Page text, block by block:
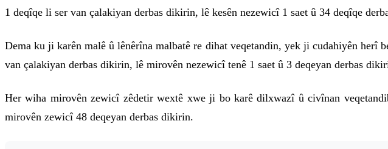
1 deqîqe li ser van çalakiyan derbas dikirin, lê kesên nezewicî 1 saet û 34 deqîqe
Dema ku ji karên malê û lênêrîna malbatê re dihat veqetandin, yek ji cudahiyên herî
van çalakiyan derbas dikirin, lê mirovên nezewicî tenê 1 saet û 3 deqeyan derbas
Her wiha mirovên zewicî zêdetir wextê xwe ji bo karê dilxwazî û civînan
mirovên zewicî 48 deqeyan derbas dikirin.